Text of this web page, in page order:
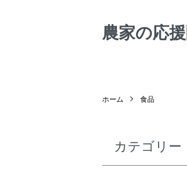
農家の応
ホーム 食品
カテゴリー